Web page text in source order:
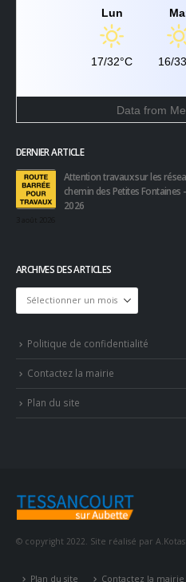
Lun
17/32°C 16/
Data from
DERNIER ARTICLE
Attention travaux sur les
chemin des Petites Fontaines
2026
ARCHIVES DES ARTICLES
Archives
des
Politique de confidentialité
Contactez la mairie
Plan du site
© copyright 2022. Site réalisé par A.Kotas
Plan du site Contactez la mairie